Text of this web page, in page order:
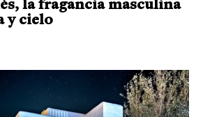
la fragancia masculina
y cielo